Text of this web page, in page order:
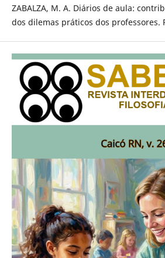
ZABALZA, M. A. Diários de aula:
dos dilemas práticos dos professores.